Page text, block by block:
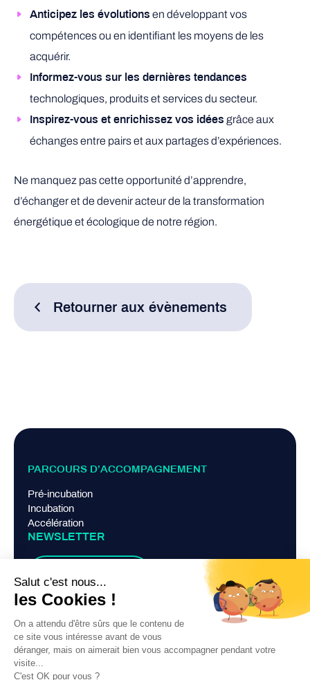
Anticipez les évolutions en développant vos
compétences ou en identifiant les moyens de les
acquérir.
Informez-vous sur les dernières tendances
technologiques, produits et services du secteur.
Inspirez-vous et enrichissez vos idées grâce aux
échanges entre pairs et aux partages d’expériences.
Ne manquez pas cette opportunité d’apprendre,
d’échanger et de devenir acteur de la transformation
énergétique et écologique de notre région.
Retourner aux évènements
PARCOURS D’ACCOMPAGNEMENT
Pré-incubation
Incubation
Accélération
NEWSLETTER
LIENS PRATIQUES
Mentions légales
Politique de confidentialité
Contact